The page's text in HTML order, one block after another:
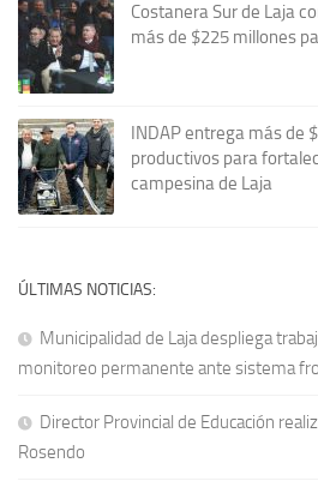
Costanera Sur de Laja
más de $225 millones
INDAP entrega más de
productivos para
campesina de Laja
ÚLTIMAS NOTICIAS:
Municipalidad de Laja despliega
monitoreo permanente ante sistema
Director Provincial de Educación
Rosendo